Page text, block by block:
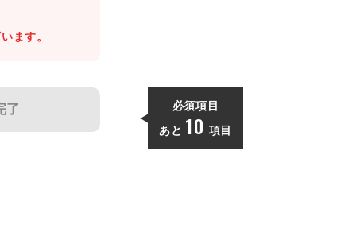
ます。
了 必須項目
あと 10 項目